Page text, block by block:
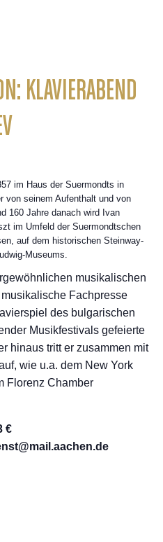
KLAVIERABEND
im Haus der Suermondts in
von seinem Aufenthalt und von
160 Jahre danach wird Ivan
im Umfeld der Suermondtschen
auf dem historischen Steinway-
Museums.
musikalischen
Fachpresse
des bulgarischen
Musikfestivals gefeierte
hinaus tritt er zusammen mit
wie u.a. dem New York
Florenz Chamber
€